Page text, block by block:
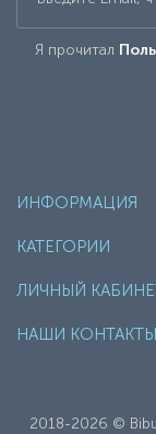
Я прочитал
ИНФОРМАЦИЯ
КАТЕГОРИИ
ЛИЧНЫЙ
НАШИ КОНТАКТЫ
2018-2026 ©